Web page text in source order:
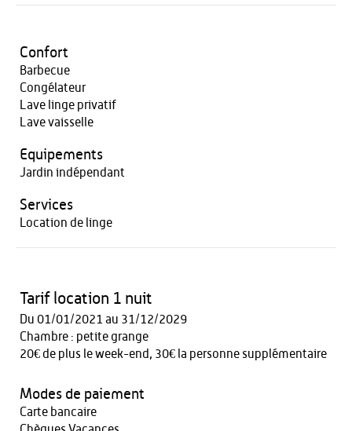
Confort
Barbecue
Congélateur
Lave linge privatif
Lave vaisselle
Equipements
Jardin indépendant
Services
Location de linge
Tarif location 1 nuit
Du 01/01/2021 au 31/12/2029
Chambre : petite grange
20€ de plus le week-end, 30€ la personne supplémentaire
Modes de paiement
Carte bancaire